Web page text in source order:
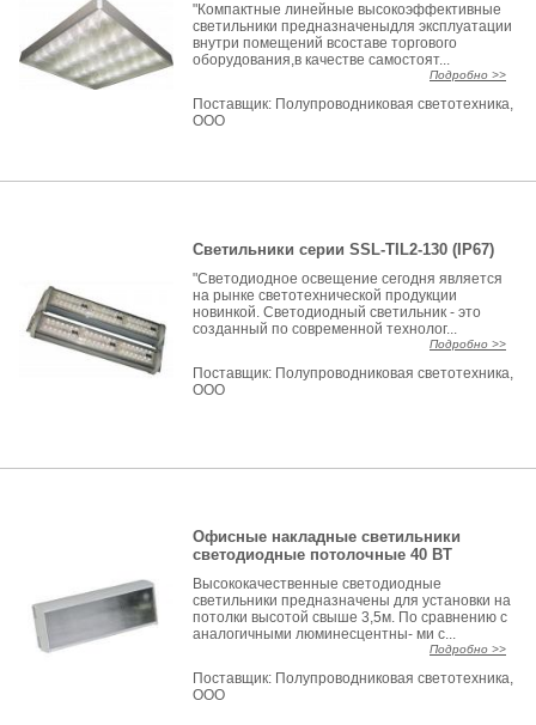
"Компактные линейные высокоэффективные
светильники предназначеныдля эксплуатации
внутри помещений всоставе торгового
оборудования,в качестве самостоят...
Подробно >>
Поставщик: Полупроводниковая светотехника,
ООО
Светильники серии SSL-TIL2-130 (IP67)
"Светодиодное освещение сегодня является
на рынке светотехнической продукции
новинкой. Светодиодный светильник - это
созданный по современной технолог...
Подробно >>
Поставщик: Полупроводниковая светотехника,
ООО
Офисные накладные светильники
светодиодные потолочные 40 ВТ
Высококачественные светодиодные
светильники предназначены для установки на
потолки высотой свыше 3,5м. По сравнению с
аналогичными люминесцентны- ми с...
Подробно >>
Поставщик: Полупроводниковая светотехника,
ООО